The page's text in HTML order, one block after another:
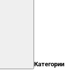
Категории